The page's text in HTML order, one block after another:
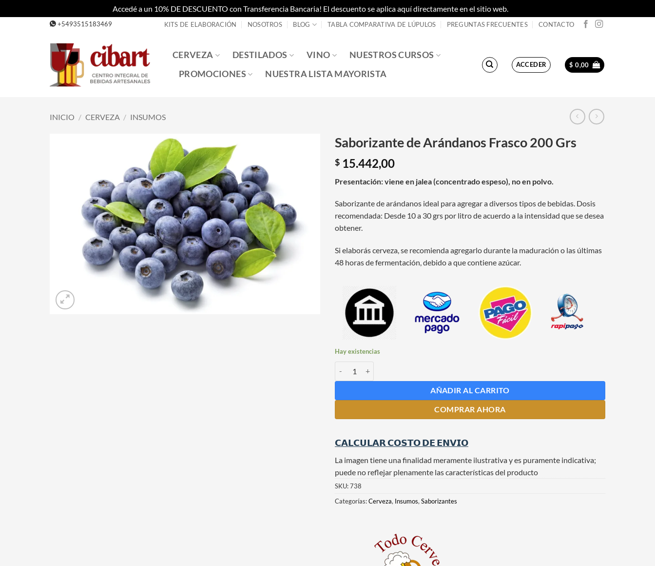
Accedé a un 10% DE DESCUENTO con Transferencia Bancaria! El descuento se aplica aquí directamente en el sitio web.
+5493515183469 KITS DE ELABORACIÓN NOSOTROS BLOG TABLA COMPARATIVA DE LÚPULOS PREGUNTAS FRECUENTES CONTACTO
CERVEZA DESTILADOS VINO
NUESTROS CURSOS
PROMOCIONES
NUESTRA LISTA MAYORISTA
ACCEDER $ 0,00
INICIO / CERVEZA / INSUMOS
Saborizante de Arándanos Frasco 200 Grs
$ 15.442,00
Presentación: viene en jalea (concentrado espeso), no en polvo.
Saborizante de arándanos ideal para agregar a diversos tipos de bebidas. Dosis
recomendada: Desde 10 a 30 grs por litro de acuerdo a la intensidad que se desea
obtener.
Si elaborás cerveza, se recomienda agregarlo durante la maduración o las últimas
48 horas de fermentación, debido a que contiene azúcar.
Hay existencias
AÑADIR AL CARRITO
COMPRAR AHORA
𝗖𝗔𝗟𝗖𝗨𝗟𝗔𝗥 𝗖𝗢𝗦𝗧𝗢 𝗗𝗘 𝗘𝗡𝗩𝗜𝗢
La imagen tiene una finalidad meramente ilustrativa y es puramente indicativa;
puede no reflejar plenamente las características del producto
SKU:738
Categorías:Cerveza, Insumos, Saborizantes